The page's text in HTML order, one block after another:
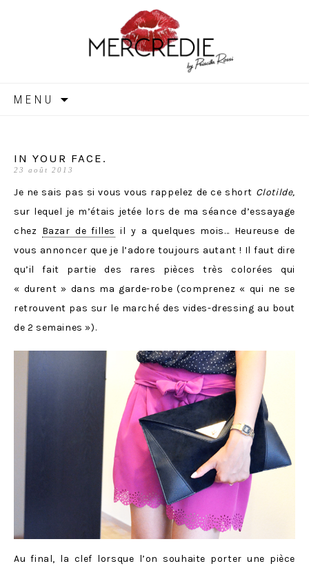
MERCREDIE
MENU
IN YOUR FACE.
23 août 2013
Je ne sais pas si vous vous rappelez de ce short Clotilde,
sur lequel je m’étais jetée lors de ma séance d’essayage
chez Bazar de filles il y a quelques mois… Heureuse de
vous annoncer que je l’adore toujours autant ! Il faut dire
qu’il fait partie des rares pièces très colorées qui
« durent » dans ma garde-robe (comprenez « qui ne se
retrouvent pas sur le marché des vides-dressing au bout
de 2 semaines »).
Au final, la clef lorsque l’on souhaite porter une pièce